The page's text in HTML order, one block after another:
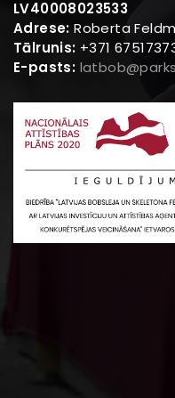
LV40008023533
Adrese:Roberta
Tālrunis: +371
E-pasts: